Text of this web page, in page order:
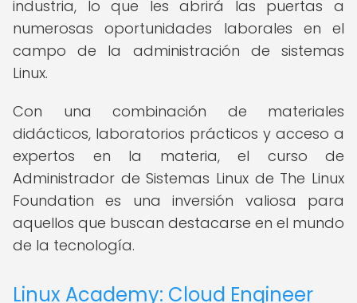
industria, lo que les abrirá las puertas a
numerosas oportunidades laborales en el
campo de la administración de sistemas
Linux.
Con una combinación de materiales
didácticos, laboratorios prácticos y acceso a
expertos en la materia, el curso de
Administrador de Sistemas Linux de The Linux
Foundation es una inversión valiosa para
aquellos que buscan destacarse en el mundo
de la tecnología.
Linux Academy: Cloud Engineer